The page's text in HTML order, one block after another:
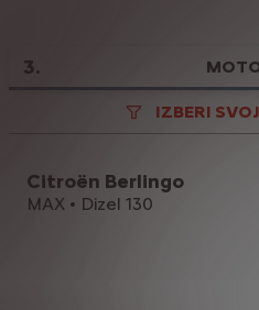
3.
IZBERI
Citroën Berlingo
MAX • Dizel 130